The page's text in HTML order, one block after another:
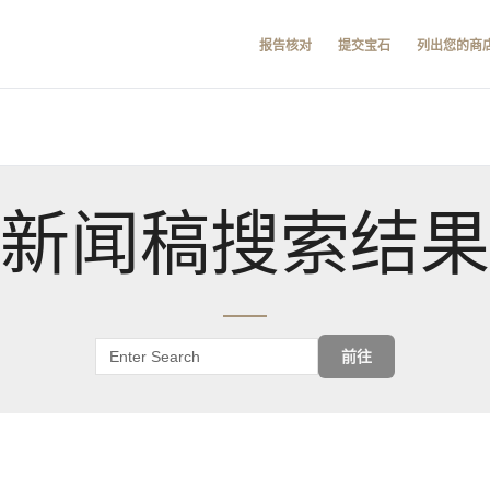
报告核对 提交宝石 列出您的商
新闻稿搜索结果
前往